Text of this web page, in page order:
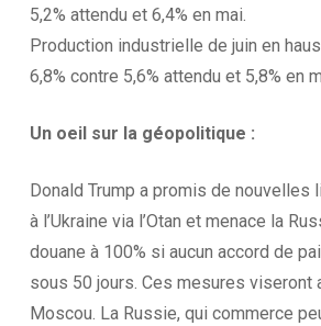
5,2% attendu et 6,4% en mai.
Production industrielle de juin en
6,8% contre 5,6% attendu et 5,8% en
Un oeil sur la géopolitique :
Donald Trump a promis de nouvelles
à l’Ukraine via l’Otan et menace la
douane à 100% si aucun accord de
sous 50 jours. Ces mesures viseront
Moscou. La Russie, qui commerce